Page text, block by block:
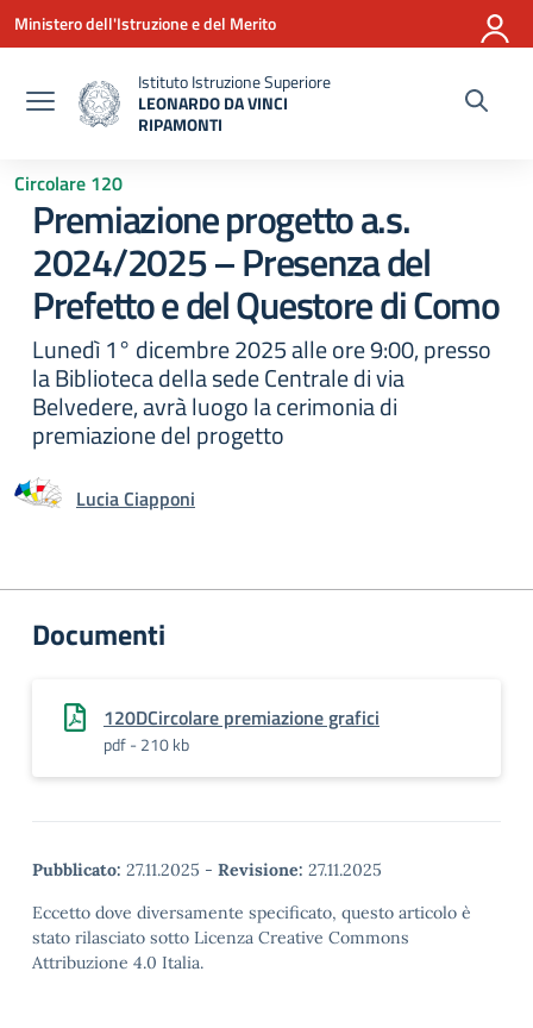
Vai ai contenuti
Vai al menu di navigazione
Vai al footer
Ministero dell'Istruzione e del Merito
Istituto Istruzione Superiore
LEONARDO DA VINCI
RIPAMONTI
Circolare 120
Premiazione progetto a.s.
2024/2025 – Presenza del
Prefetto e del Questore di Como
Lunedì 1° dicembre 2025 alle ore 9:00, presso
la Biblioteca della sede Centrale di via
Belvedere, avrà luogo la cerimonia di
premiazione del progetto
Lucia Ciapponi
Documenti
120DCircolare premiazione grafici
pdf - 210 kb
Pubblicato: 27.11.2025 - Revisione: 27.11.2025
Eccetto dove diversamente specificato, questo articolo è
stato rilasciato sotto Licenza Creative Commons
Attribuzione 4.0 Italia.